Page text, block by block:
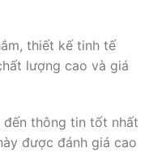
thiết kế tinh tế
lượng cao và giá
thông tin tốt nhất
được đánh giá cao